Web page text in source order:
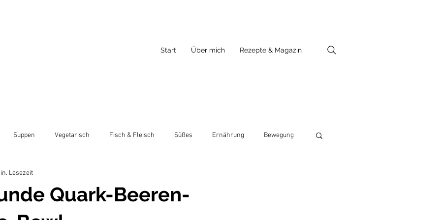
Start Über mich Rezepte & Magazin
Suppen Vegetarisch Fisch & Fleisch Süßes Ernährung Bewegung
Quark-Beeren-
Lesezeit